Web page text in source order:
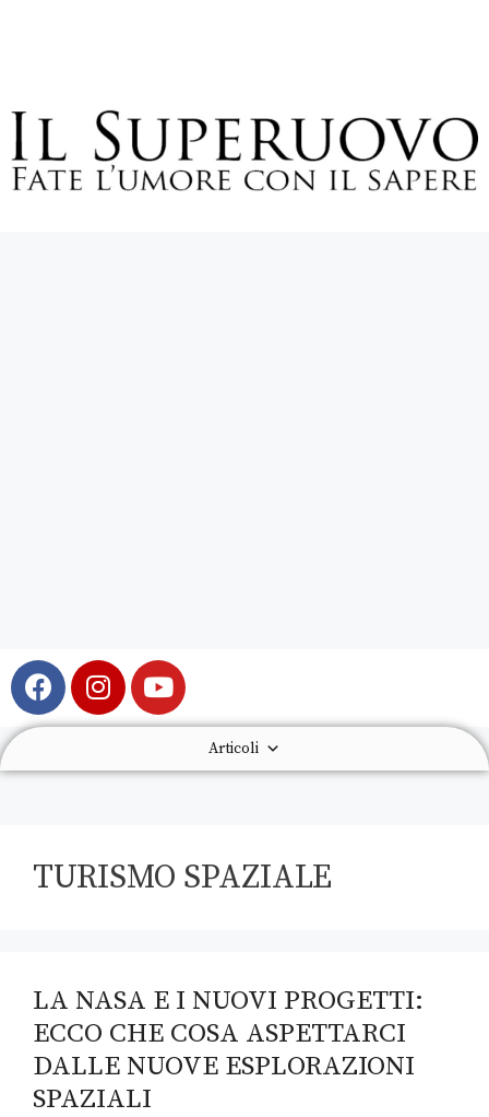
Articoli
TURISMO SPAZIALE
LA NASA E I NUOVI PROGETTI:
ECCO CHE COSA ASPETTARCI
DALLE NUOVE ESPLORAZIONI
SPAZIALI